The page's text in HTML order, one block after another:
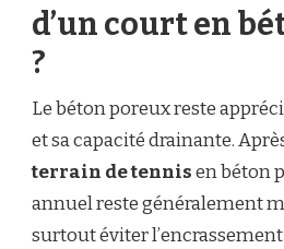
d’un court en
?
Le béton poreux reste
et sa capacité drainante.
terrain de tennisen béton
annuel reste généralement
surtout éviter l’encrassement